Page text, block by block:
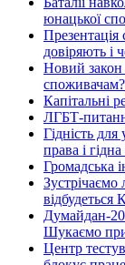
юнацької
Презентація
довіряють і
Новий закон
споживачам?
Капітальні
ЛГБТ-
Гідність
права і
Громадська
Зустрічаємо
Думайдан-
Шукаємо
Центр